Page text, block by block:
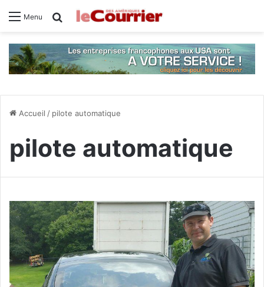
Menu Rechercher
Accueil / pilote automatique
pilote automatique